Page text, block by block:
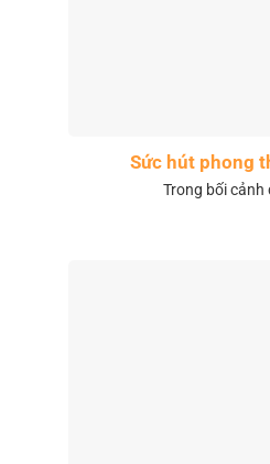
Sức hút phong
Trong bối